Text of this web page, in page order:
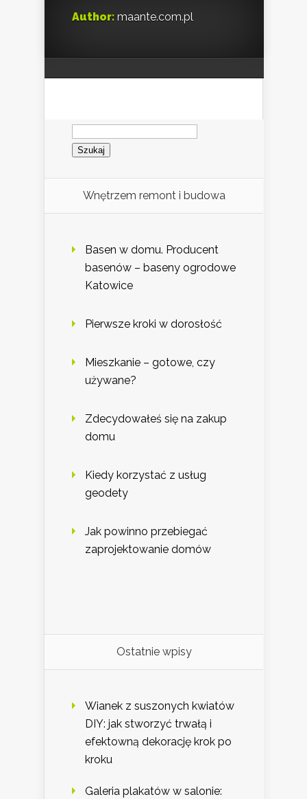
Author: maante.com.pl
Szukaj:
Wnętrzem remont i budowa
Basen w domu. Producent
basenów – baseny ogrodowe
Katowice
Pierwsze kroki w dorosłość
Mieszkanie – gotowe, czy
używane?
Zdecydowałeś się na zakup
domu
Kiedy korzystać z usług
geodety
Jak powinno przebiegać
zaprojektowanie domów
Ostatnie wpisy
Wianek z suszonych kwiatów
DIY: jak stworzyć trwałą i
efektowną dekorację krok po
kroku
Galeria plakatów w salonie: